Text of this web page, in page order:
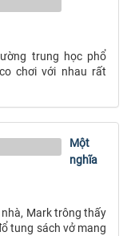
trung học phổ
chơi với nhau rất
Một
nghĩa
Mark trông thấy
tung sách vở mang